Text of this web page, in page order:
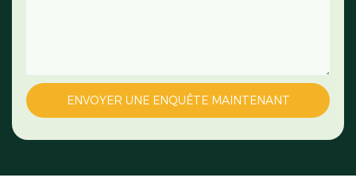
ENVOYER UNE ENQUÊTE MAINTENANT